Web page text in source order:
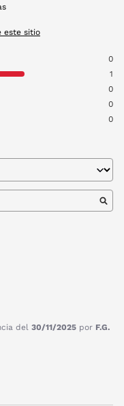
este sitio
0
1
0
0
0
del 30/11/2025 por F.G.